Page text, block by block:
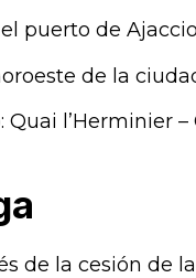
puerto de
de la
l’Herminier –
de la cesión de